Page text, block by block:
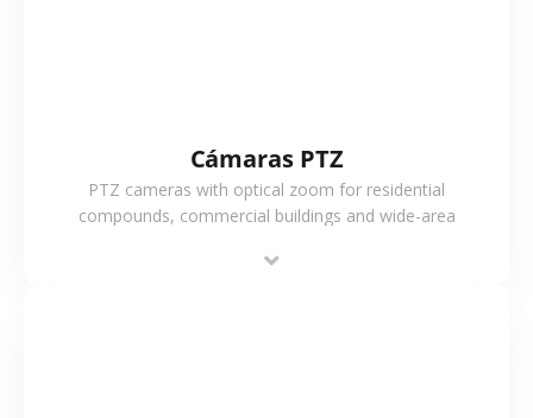
Cámaras PTZ
PTZ cameras with optical zoom for residential
compounds, commercial buildings and wide-area
flexible coverage.